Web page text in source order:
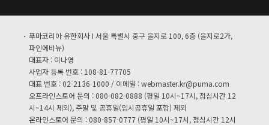
푸마코리아 유한회사 I 서울 특별시 중구 을지로 100, 6층 (을지로2가,
파인에비뉴)
대표자 : 이나영
사업자 등록 번호 : 108-81-77705
대표 번호 : 02-2136-1000 / 이메일 :webmaster.kr@puma.com
오프라인스토어 문의 : 080-082-0888 (평일 10시~17시, 점심시간 12
시~14시 제외), 주말 및 공휴일(임시공휴일 포함) 제외
온라인스토어 문의 : 080-857-0777 (평일 10시~17시, 점심시간 12시